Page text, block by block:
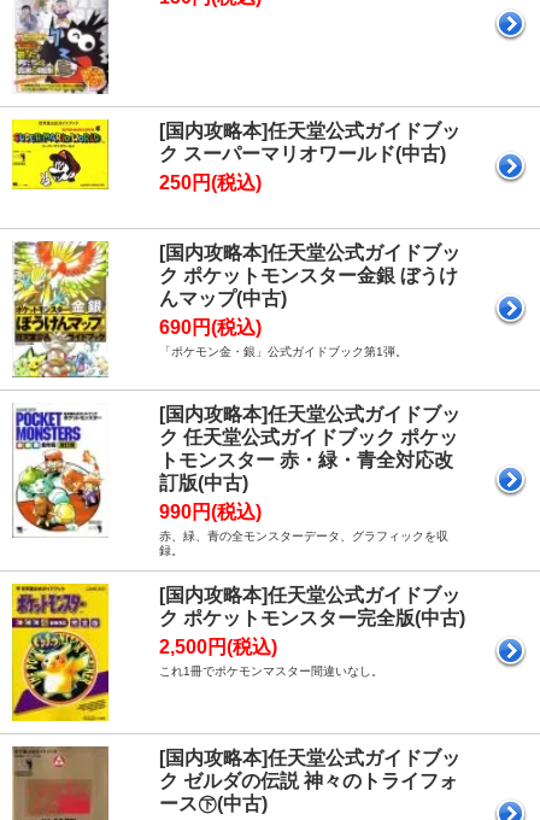
[国内攻略本]任天堂公式ガイドブッ
ク スーパーマリオワールド(中古)
250円(税込)
[国内攻略本]任天堂公式ガイドブッ
ク ポケットモンスター金銀 ぼうけ
んマップ(中古)
690円(税込)
「ポケモン金・銀」公式ガイドブック第1弾。
[国内攻略本]任天堂公式ガイドブッ
ク 任天堂公式ガイドブック ポケッ
トモンスター 赤・緑・青全対応改
訂版(中古)
990円(税込)
赤、緑、青の全モンスターデータ、グラフィックを収
録。
[国内攻略本]任天堂公式ガイドブッ
ク ポケットモンスター完全版(中古)
2,500円(税込)
これ1冊でポケモンマスター間違いなし。
[国内攻略本]任天堂公式ガイドブッ
ク ゼルダの伝説 神々のトライフォ
ース㊦(中古)